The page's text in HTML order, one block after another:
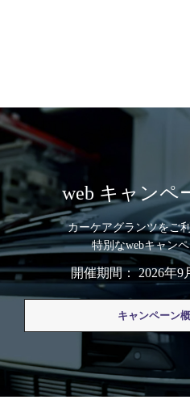
web キャンペ
カーケアグランツをご
特別なwebキャン
開催期間： 2026年9
キャンペーン